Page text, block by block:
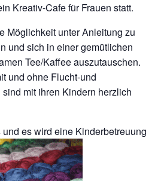
Kreativ-Cafe für Frauen statt.
Möglichkeit unter Anleitung zu
und sich in einer gemütlichen
Tee/Kaffee auszutauschen.
und ohne Flucht-und
mit ihren Kindern herzlich
es wird eine Kinderbetreuung